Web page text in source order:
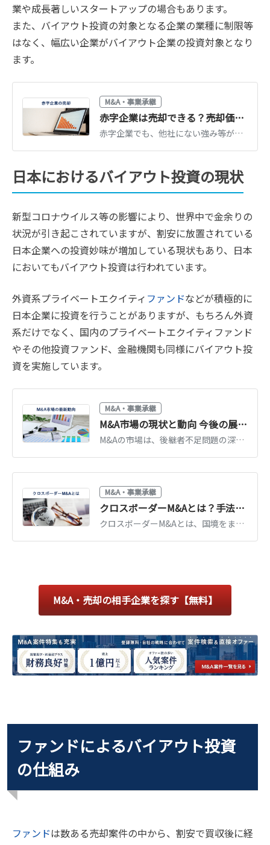
業や成長著しいスタートアップの場合もあります。
また、バイアウト投資の対象となる企業の業種に制限等
はなく、幅広い企業がバイアウト企業の投資対象となり
ます。
M&A・事業承継
赤字企業は売却できる？売却価格の相場や成功のコツを徹底解説
赤字企業でも、他社にない強み等があれば売却できる可能性はあります。M&Aの件数は近年増加しており、赤字企業が買収された事例もあります。赤字企業の売却を成功させるコツや買収するメリットを徹底解説します。（公認会計士 前田 樹 監修）
日本におけるバイアウト投資の現状
新型コロナウイルス等の影響により、世界中で金余りの
状況が引き起こされていますが、割安に放置されている
日本企業への投資妙味が増加している現状もあり、日本
においてもバイアウト投資は行われています。
外資系プライベートエクイティ ファンドなどが積極的に
日本企業に投資を行うことがありますが、もちろん外資
系だけでなく、国内のプライベートエクイティファンド
やその他投資ファンド、金融機関も同様にバイアウト投
資を実施しています。
M&A・事業承継
M&A市場の現状と動向 今後の展望も解説
M&Aの市場は、後継者不足問題の深刻化などを理由に拡大してきました。しかし2020年は、コロナ禍の影響で市場が縮小しました。公認会計士が、M&Aの市場の動向および今後の展望を徹底解説します。（公認会計士 前田 樹 監修）
M&A・事業承継
クロスボーダーM&Aとは？手法・メリット・リスクを事例で解説
クロスボーダーM&Aとは、国境をまたぐ企業買収です。IN-OUT・OUT-INの動向、手法と進め方、為替・法制度・PMIのリスク、有名事例を解説します。
M&A・売却の相手企業を探す【無料】
ファンドによるバイアウト投資
の仕組み
ファンドは数ある売却案件の中から、割安で買収後に経